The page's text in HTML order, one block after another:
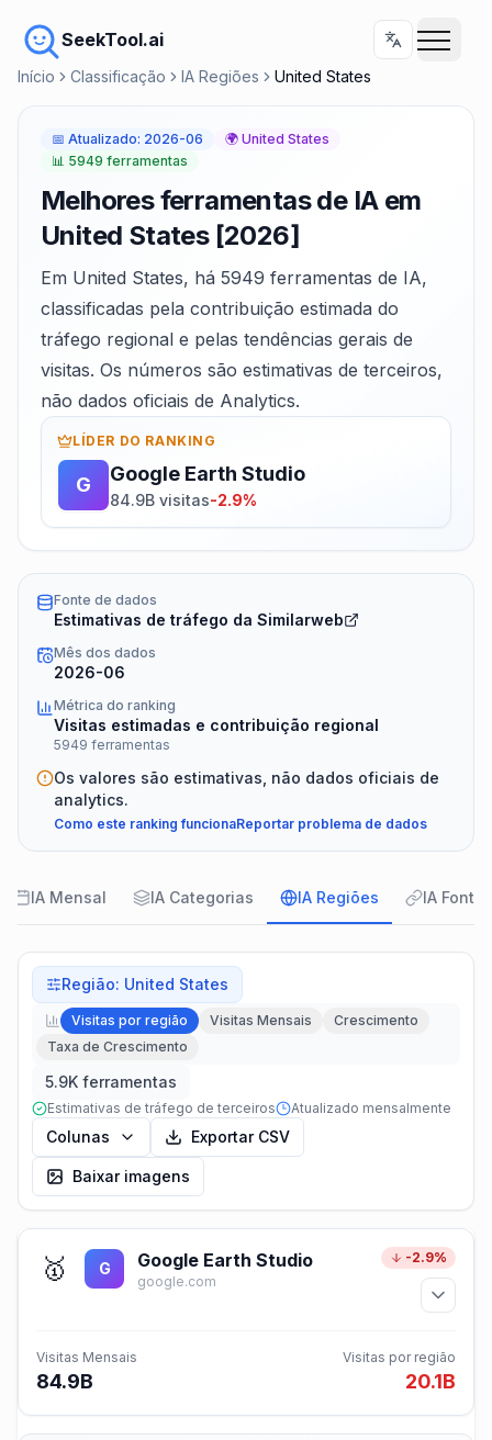
SeekTool.ai
Início Classificação IA Regiões United States
📅 Atualizado: 2026-06 🌍 United States
📊 5949 ferramentas
Melhores ferramentas de IA em
United States [2026]
Em United States, há 5949 ferramentas de IA,
classificadas pela contribuição estimada do
tráfego regional e pelas tendências gerais de
visitas. Os números são estimativas de terceiros,
não dados oficiais de Analytics.
LÍDER DO RANKING
G Google Earth Studio
84.9B visitas-2.9%
Fonte de dados
Estimativas de tráfego da Similarweb
Mês dos dados
2026-06
Métrica do ranking
Visitas estimadas e contribuição regional
5949 ferramentas
Os valores são estimativas, não dados oficiais de
analytics.
Como este ranking funcionaReportar problema de dados
IA Mensal IA Categorias IA Regiões IA Fontes
Região: United States
Visitas por região Visitas Mensais
Crescimento
Taxa de Crescimento
5.9K ferramentas
Estimativas de tráfego de terceiros Atualizado mensalmente
Colunas Exportar CSV
Baixar imagens
🥇 G Google Earth Studio
google.com
-2.9%
Visitas Mensais
84.9B
Visitas por região
20.1B